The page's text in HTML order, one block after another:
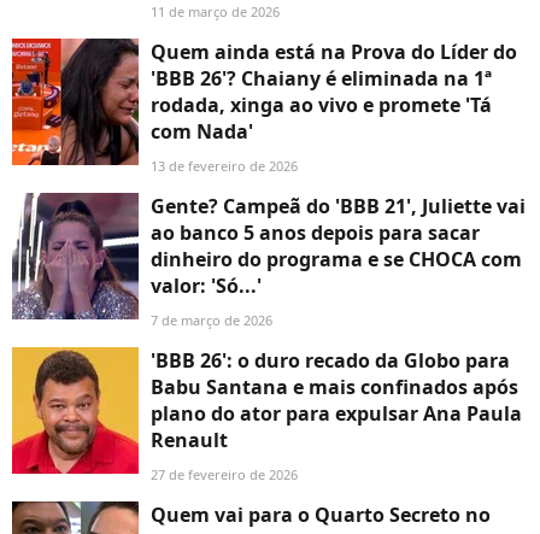
11 de março de 2026
Quem ainda está na Prova do Líder do
'BBB 26'? Chaiany é eliminada na 1ª
rodada, xinga ao vivo e promete 'Tá
com Nada'
13 de fevereiro de 2026
Gente? Campeã do 'BBB 21', Juliette vai
ao banco 5 anos depois para sacar
dinheiro do programa e se CHOCA com
valor: 'Só...'
7 de março de 2026
'BBB 26': o duro recado da Globo para
Babu Santana e mais confinados após
plano do ator para expulsar Ana Paula
Renault
27 de fevereiro de 2026
Quem vai para o Quarto Secreto no